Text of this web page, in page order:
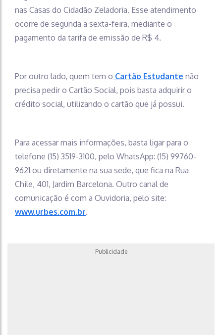
nas Casas do Cidadão Zeladoria. Esse atendimento
ocorre de segunda a sexta-feira, mediante o
pagamento da tarifa de emissão de R$ 4.
Por outro lado, quem tem o Cartão Estudante não
precisa pedir o Cartão Social, pois basta adquirir o
crédito social, utilizando o cartão que já possui.
Para acessar mais informações, basta ligar para o
telefone (15) 3519-3100, pelo WhatsApp: (15) 99760-
9621 ou diretamente na sua sede, que fica na Rua
Chile, 401, Jardim Barcelona. Outro canal de
comunicação é com a Ouvidoria, pelo site:
www.urbes.com.br.
Publicidade